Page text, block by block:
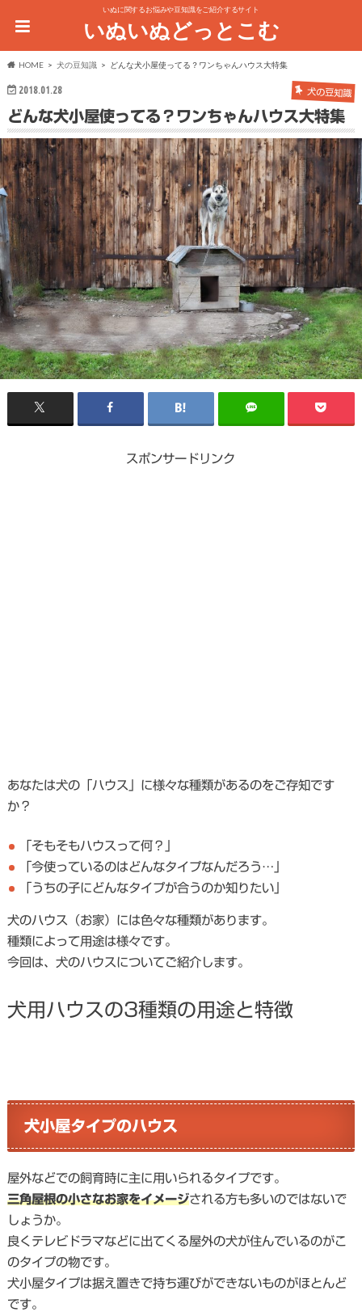
いぬに関するお悩みや豆知識をご紹介するサイト
いぬいぬどっとこむ
HOME 犬の豆知識 どんな犬小屋使ってる？ワンちゃんハウス大特集
2018.01.28 犬の豆知識
どんな犬小屋使ってる？ワンちゃんハウス大特集
スポンサードリンク
あなたは犬の「ハウス」に様々な種類があるのをご存知です
か？
「そもそもハウスって何？」
「今使っているのはどんなタイプなんだろう…」
「うちの子にどんなタイプが合うのか知りたい」
犬のハウス（お家）には色々な種類があります。
種類によって用途は様々です。
今回は、犬のハウスについてご紹介します。
犬用ハウスの3種類の用途と特徴
犬小屋タイプのハウス
屋外などでの飼育時に主に用いられるタイプです。
三角屋根の小さなお家をイメージされる方も多いのではないで
しょうか。
良くテレビドラマなどに出てくる屋外の犬が住んでいるのがこ
のタイプの物です。
犬小屋タイプは据え置きで持ち運びができないものがほとんど
です。